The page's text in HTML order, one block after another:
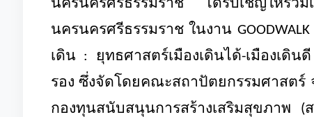
นครนครศรีธรรมราช ได้รับเชิญให้ร่วม
นครนครศรีธรรมราช ในงาน
เดิน : ยุทธศาสตร์เมืองเดินได้-เมืองเดิ
รอง ซึ่งจัดโดยคณะสถาปัตยกรรมศาสต
กองทุนสนับสนุนการสร้างเสริมสุขภาพ